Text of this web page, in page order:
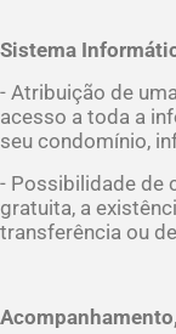
Sistema
- Atribuição de
acesso a toda a
seu condomínio,
- Possibilidade de
gratuita, a
transferência ou